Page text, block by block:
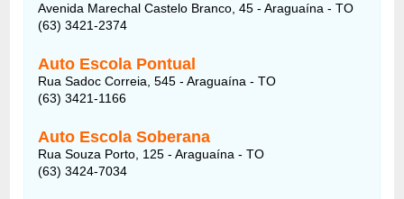
Avenida Marechal Castelo Branco, 45 - Araguaína - TO
(63) 3421-2374
Auto Escola Pontual
Rua Sadoc Correia, 545 - Araguaína - TO
(63) 3421-1166
Auto Escola Soberana
Rua Souza Porto, 125 - Araguaína - TO
(63) 3424-7034